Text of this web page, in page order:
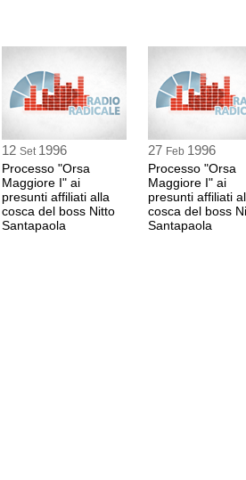
12 Set 1996
Processo "Orsa
Maggiore I" ai
presunti affiliati alla
cosca del boss Nitto
Santapaola
27 Feb 1996
Processo "Orsa
Maggiore I" ai
presunti affiliati
cosca del boss
Santapaola